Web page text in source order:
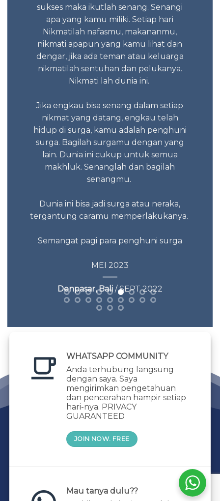
sukses maka ikutlah senang. Senangi
apa yang kamu miliki. Setiap hari
Nikmatilah nafasmu, makananmu,
nikmati apapun yang kamu lihat dan
dengar, jika ada teman atau keluarga
nikmatilah sentuhan dan pelukanya.
Nikmati lah dunia ini.
Jika engkau bisa senang dalam setiap
nikmat yang datang, engkau telah
hidup di surga, kamu adalah penghuni
surga. Bagilah surgamu dengan yang
lain. Dunia ini cukup untuk semua
makhluk. Senanglah dan bagilah
senangmu.
Dunia ini bisa jadi surga atau neraka,
tergantung caramu memperlakukanya.
Semangat pagi para penghuni surga
MEI 2023
Denpasar, Bali/ SEPT 2022
WHATSAPP COMMUNITY
Anda terhubung langsung
dengan saya. Saya
mengirimkan pengetahuan
dan pencerahan hampir setiap
hari-nya. PRIVACY
GUARANTEED
JOIN NOW. FREE
Mau tanya dulu??